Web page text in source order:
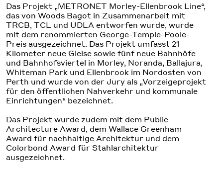
Das Projekt „METRONET Morley-Ellenbrook Line“,
das von Woods Bagot in Zusammenarbeit mit
TRCB, TCL und UDLA entworfen wurde, wurde
mit dem renommierten George-Temple-Poole-
Preis ausgezeichnet. Das Projekt umfasst 21
Kilometer neue Gleise sowie fünf neue Bahnhöfe
und Bahnhofsviertel in Morley, Noranda, Ballajura,
Whiteman Park und Ellenbrook im Nordosten von
Perth und wurde von der Jury als „Vorzeigeprojekt
für den öffentlichen Nahverkehr und kommunale
Einrichtungen“ bezeichnet.
Das Projekt wurde zudem mit dem Public
Architecture Award, dem Wallace Greenham
Award für nachhaltige Architektur und dem
Colorbond Award für Stahlarchitektur
ausgezeichnet.